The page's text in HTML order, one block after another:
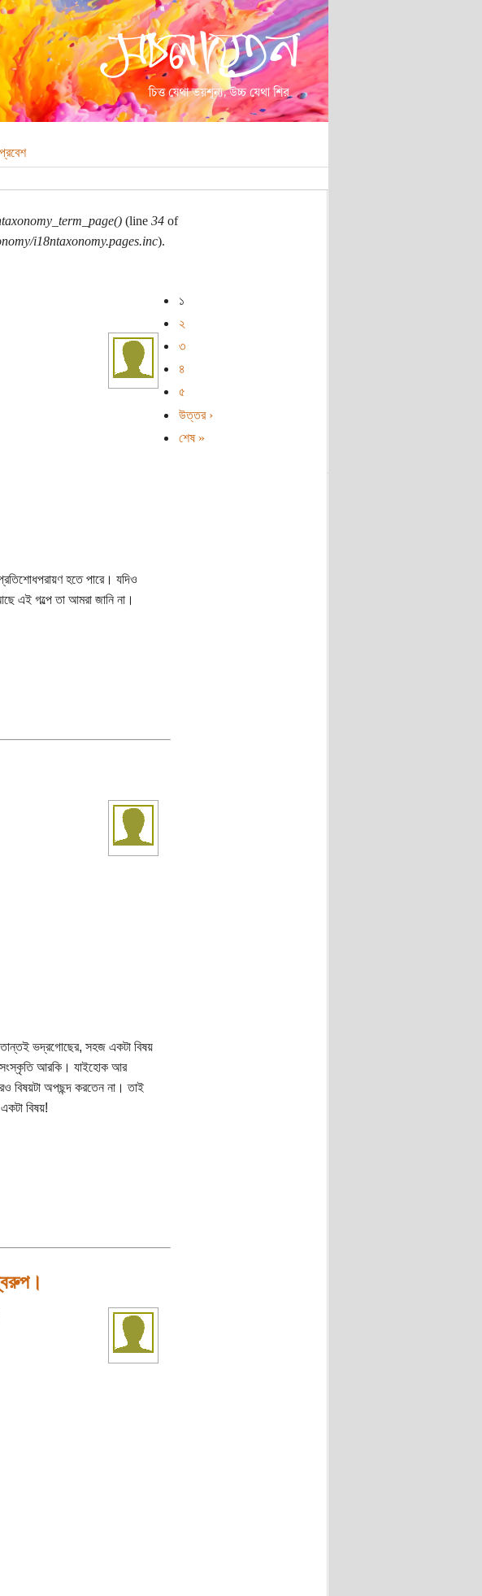
প্রবেশ
(line 34of
i18ntaxonomy.pages.inc).
হতে পারে। যদিও
এই গল্পে তা আমরা জানি না।
ভদ্রগোছের, সহজ একটা বিষয়
সংস্কৃতি আরকি। যাইহোক আর
বিষয়টা অপছন্দ করতেন না। তাই
বিষয়!
১
২
৩
৪
৫
উত্তর ›
শেষ »